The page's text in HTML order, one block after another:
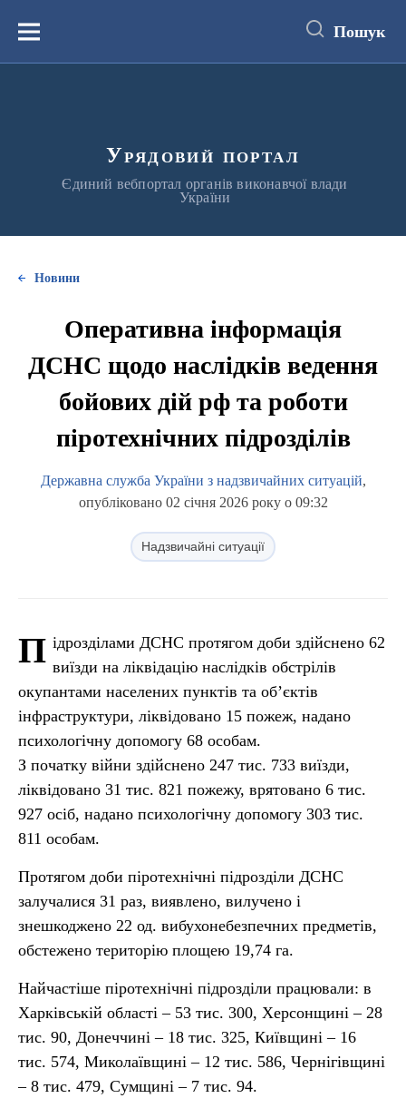
вмістуМеню Пошук
Урядовий портал
Єдиний вебпортал органів виконавчої влади
України
Новини
Оперативна інформація
ДСНС щодо наслідків ведення
бойових дій рф та роботи
піротехнічних підрозділів
Державна служба України з надзвичайних ситуацій,
опубліковано 02 січня 2026 року о 09:32
Надзвичайні ситуації
П ідрозділами ДСНС протягом доби здійснено 62
виїзди на ліквідацію наслідків обстрілів
окупантами населених пунктів та об’єктів
інфраструктури, ліквідовано 15 пожеж, надано
психологічну допомогу 68 особам.
З початку війни здійснено 247 тис. 733 виїзди,
ліквідовано 31 тис. 821 пожежу, врятовано 6 тис.
927 осіб, надано психологічну допомогу 303 тис.
811 особам.
Протягом доби піротехнічні підрозділи ДСНС
залучалися 31 раз, виявлено, вилучено і
знешкоджено 22 од. вибухонебезпечних предметів,
обстежено територію площею 19,74 га.
Найчастіше піротехнічні підрозділи працювали: в
Харківській області – 53 тис. 300, Херсонщині – 28
тис. 90, Донеччині – 18 тис. 325, Київщині – 16
тис. 574, Миколаївщині – 12 тис. 586, Чернігівщині
– 8 тис. 479, Сумщині – 7 тис. 94.